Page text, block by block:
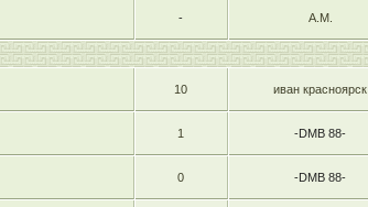
- А.М.
10 иван красноярск
1 -DMB 88-
0 -DMB 88-